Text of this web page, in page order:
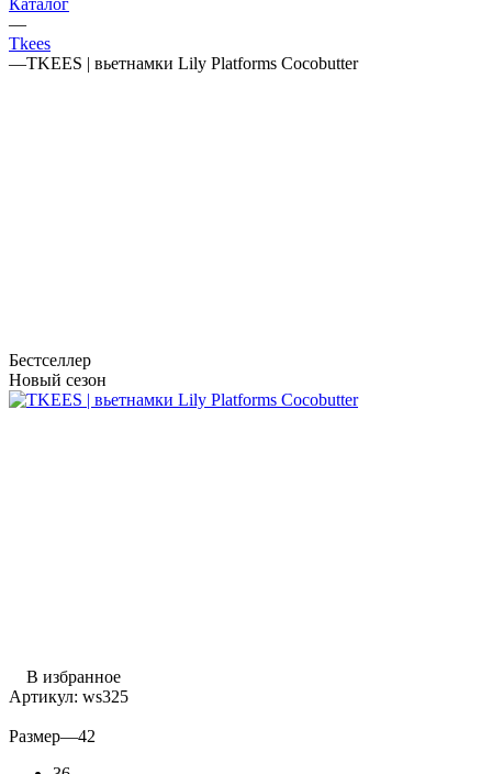
Каталог
—
Tkees
—TKEES | вьетнамки Lily Platforms Cocobutter
Бестселлер
Новый сезон
В избранное
Артикул: ws325
Размер—42